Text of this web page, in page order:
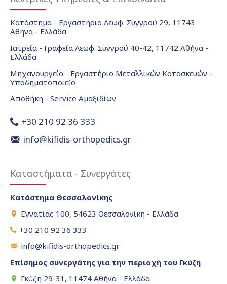
Κατάστημα - Εργαστήριο Λεωφ. Συγγρού 29, 11743
Αθήνα - Ελλάδα
Ιατρεία - Γραφεία Λεωφ. Συγγρού 40-42, 11742 Αθήνα -
Ελλάδα
Μηχανουργείο - Εργαστήριο Μεταλλικών Κατασκευών -
Υποδηματοποιείο
Αποθήκη - Service Αμαξιδίων
+30 210 92 36 333
info@kifidis-orthopedics.gr
Καταστήματα - Συνεργάτες
Κατάστημα Θεσσαλονίκης
Εγνατίας 100, 54623 Θεσσαλονίκη - Ελλάδα
+30 210 92 36 333
info@kifidis-orthopedics.gr
Επίσημος συνεργάτης για την περιοχή του Γκύζη
Γκύζη 29-31, 11474 Αθήνα - Ελλάδα